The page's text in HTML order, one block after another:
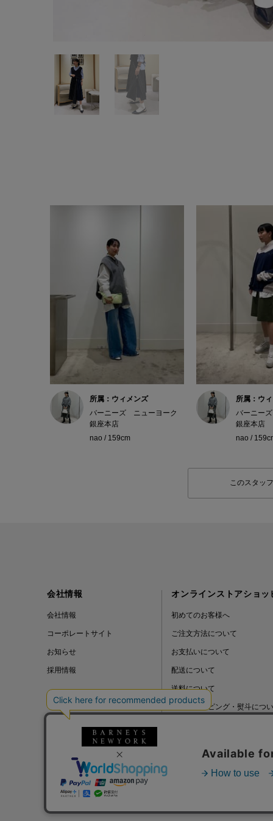
所属：ウィメンズ
バーニーズ ニューヨーク
銀座本店
nao / 159cm
所属：ウ
バーニー
銀座本店
nao /
このスタッ
会社情報
会社情報
コーポレートサイト
お知らせ
採用情報
オンラインストアショッ
初めてのお客様へ
ご注文方法について
お支払いについて
配送について
送料について
ギフトラッピング・熨斗につ